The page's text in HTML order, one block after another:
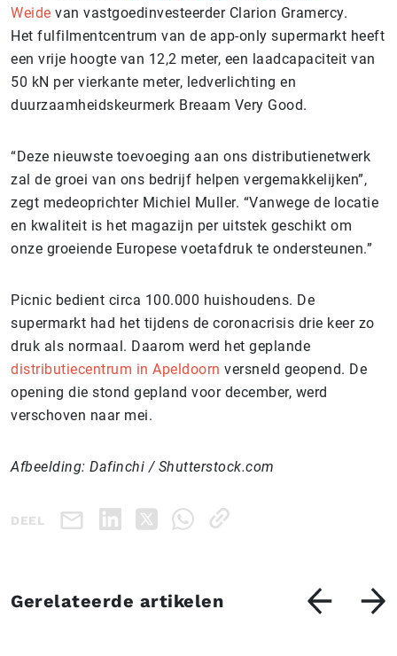
Weide van vastgoedinvesteerder Clarion Gramercy.
Het fulfilmentcentrum van de app-only supermarkt heeft
een vrije hoogte van 12,2 meter, een laadcapaciteit van
50 kN per vierkante meter, ledverlichting en
duurzaamheidskeurmerk Breaam Very Good.
“Deze nieuwste toevoeging aan ons distributienetwerk
zal de groei van ons bedrijf helpen vergemakkelijken”,
zegt medeoprichter Michiel Muller. “Vanwege de locatie
en kwaliteit is het magazijn per uitstek geschikt om
onze groeiende Europese voetafdruk te ondersteunen.”
Picnic bedient circa 100.000 huishoudens. De
supermarkt had het tijdens de coronacrisis drie keer zo
druk als normaal. Daarom werd het geplande
distributiecentrum in Apeldoorn versneld geopend. De
opening die stond gepland voor december, werd
verschoven naar mei.
Afbeelding: Dafinchi / Shutterstock.com
DEEL
Gerelateerde artikelen